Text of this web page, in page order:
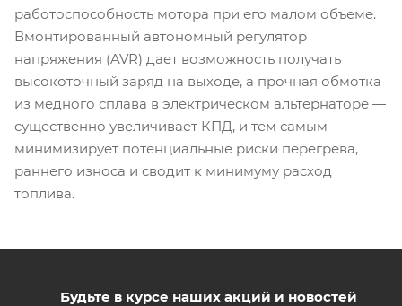
работоспособность мотора при его малом объеме.
Вмонтированный автономный регулятор
напряжения (AVR) дает возможность получать
высокоточный заряд на выходе, а прочная обмотка
из медного сплава в электрическом альтернаторе —
существенно увеличивает КПД, и тем самым
минимизирует потенциальные риски перегрева,
раннего износа и сводит к минимуму расход
топлива.
Будьте в курсе наших акций и новостей